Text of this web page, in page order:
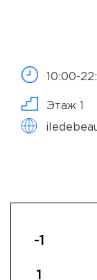
10:00-
Этаж 1
-1
1